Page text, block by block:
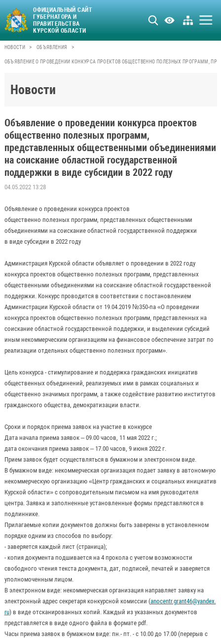
ОФИЦИАЛЬНЫЙ САЙТ
ГУБЕРНАТОРА И
ПРАВИТЕЛЬСТВА
КУРСКОЙ ОБЛАСТИ
НОВОСТИ > ОБЪЯВЛЕНИЯ >
ОБЪЯВЛЕНИЕ О ПРОВЕДЕНИИ КОНКУРСА ПРОЕКТОВ ОБЩЕСТВЕННО ПОЛЕЗНЫХ ПРОГРАММ,
Новости
Объявление о проведении конкурса проектов
общественно полезных программ,
представленных общественными объединениями
на соискание областной государственной
поддержки в виде субсидии в 2022 году
04.05.2022 13:28
Объявление о проведении конкурса проектов
общественно полезных программ, представленных общественными
объединениями на соискание областной государственной поддержки
в виде субсидии в 2022 году
Администрация Курской области объявляет о проведении в 2022 году
конкурса проектов общественно полезных программ, представленных
общественными объединениями на соискание областной государственной
поддержки. Конкурс проводится в соответствии с постановлением
Администрации Курской области от 19.04.2019 №350-па «О проведении
конкурса проектов общественно полезных программ, представленных на
соискание областной государственной поддержки, и выделении субсидий
иным некоммерческим организациям на финансовое обеспечение затрат по
реализации отдельных общественно полезных программ».
Цель конкурса - стимулирование и поддержка гражданских инициатив
общественных объединений, реализуемых ими в рамках социальных и
общественно значимых программ, а также содействие развитию институтов
гражданского общества, демократизации власти.
Сроки и порядок приема заявок на участие в конкурсе
Дата начала приема заявок – 09.00 часов, 11 мая 2022 г.;
дата окончания приема заявок – 17.00 часов, 9 июня 2022 г.
Прием заявок будет осуществляться в бумажном и электронном виде.
В бумажном виде: некоммерческая организация подает заявку в автономную
некоммерческую организацию «Центр гражданских и социальных инициатив
Курской области» с сопроводительным письмом на имя руководителя
центра. Заявка и заполненные установленные формы представляются в
подлиннике.
Прилагаемые копии документов должны быть заверены в установленном
порядке одним из способов по выбору:
- заверяется каждый лист (страница);
- копия документа подшивается на 4 прокола с учетом возможности
свободного чтения текста документа, дат, подписей, печатей и заверяется
уполномоченным лицом.
В электронном виде: некоммерческая организация направляет заявку на
электронный адрес секретаря конкурсной комиссии (anocentr.grant46@yandex.
ru) в виде отсканированных копий. Каждый из указанных документов
представляется в виде одного файла в формате pdf.
Часы приема заявок в бумажном виде: пн.- пт. - с 10.00 до 17.00 (перерыв с